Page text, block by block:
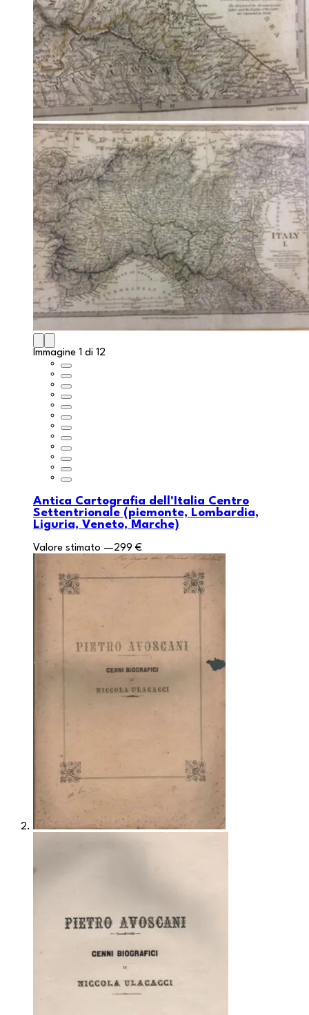
Immagine 1 di 12
Antica Cartografia dell'Italia Centro
Settentrionale (piemonte, Lombardia,
Liguria, Veneto, Marche)
Valore stimato —299 €